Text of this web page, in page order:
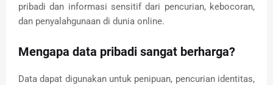
pribadi dan informasi sensitif dari pencurian, kebocoran,
dan penyalahgunaan di dunia online.
Mengapa data pribadi sangat berharga?
Data dapat digunakan untuk penipuan, pencurian identitas,